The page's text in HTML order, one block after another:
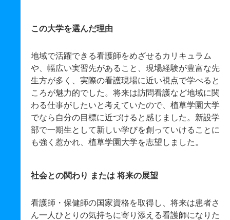
この大学を選んだ理由
地域で活躍できる看護師をめざせるカリキュラム
や、幅広い実習先があること、現場経験が豊富な先
生方が多く、実際の看護現場に近い視点で学べると
ころが魅力的でした。将来は訪問看護など地域に関
わる仕事がしたいと考えていたので、植草学園大学
でなら自分の目標に近づけると感じました。新設学
部で一期生として新しい学びを創っていけることに
も強く惹かれ、植草学園大学を志望しました。
社会との関わり または 将来の展望
看護師・保健師の国家資格を取得し、将来は患者さ
ん一人ひとりの気持ちに寄り添える看護師になりた